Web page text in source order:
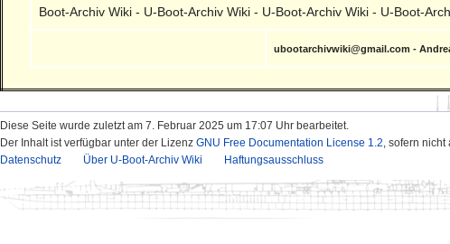
Boot-Archiv Wiki - U-Boot-Archiv Wiki - U-Boot-Archiv Wiki - U-Boot-
ubootarchivwiki@gmail.com -
Diese Seite wurde zuletzt am 7. Februar 2025 um 17:07 Uhr bearbeitet.
Der Inhalt ist verfügbar unter der LizenzGNU Free Documentation License 1.2 , sofern
Datenschutz
Über U-Boot-Archiv Wiki Haftungsausschluss